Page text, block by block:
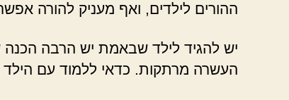
ההורים לילדים, ואף מעניק להורה
יש להגיד לילד שבאמת יש הרבה הכנה
העשרה מרתקות. כדאי ללמוד עם הילד